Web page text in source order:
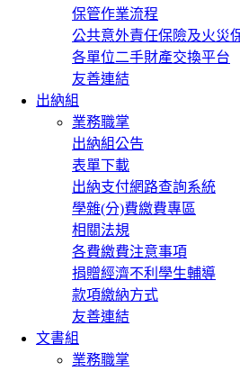
保管作業流程
公共意外責任保險及火災
各單位二手財產交換平台
友善連結
出納組
業務職掌
出納組公告
表單下載
出納支付網路查詢系統
學雜(分)費繳費專區
相關法規
各費繳費注意事項
捐贈經濟不利學生輔導
款項繳納方式
友善連結
文書組
業務職掌